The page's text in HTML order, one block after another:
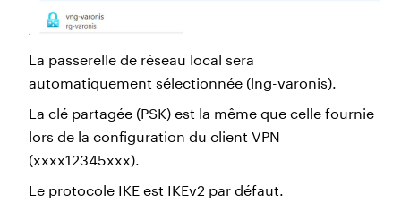
La passerelle de réseau local sera
automatiquement sélectionnée (lng-varonis).
La clé partagée (PSK) est la même que celle fournie
lors de la configuration du client VPN
(xxxx12345xxx).
Le protocole IKE est IKEv2 par défaut.